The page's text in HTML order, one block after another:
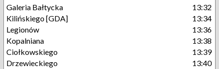
Galeria Bałtycka
13:32
Kilińskiego [GDA]
13:34
Legionów
13:36
Kopalniana
13:38
Ciołkowskiego
13:39
Drzewieckiego
13:40